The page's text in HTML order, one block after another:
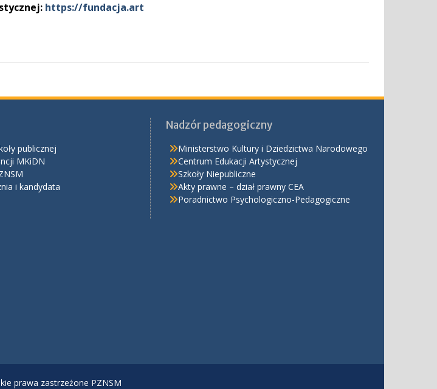
https://fundacja.art
publicznej
MKiDN
i kandydata
Nadzór pedagogiczny
Ministerstwo Kultury i Dziedzictwa Narodowego
Centrum Edukacji Artystycznej
Szkoły Niepubliczne
Akty prawne – dział prawny CEA
Poradnictwo Psychologiczno-Pedagogiczne
prawa zastrzeżone PZNSM